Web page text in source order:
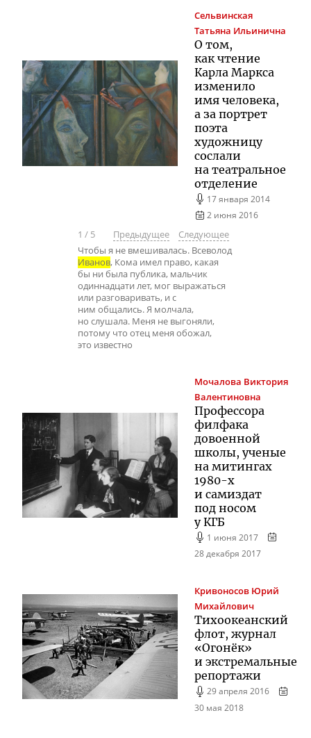
Сельвинская
Татьяна Ильинична
О том,
как чтение
Карла Маркса
изменило
имя человека,
а за портрет
поэта
художницу
сослали
на театральное
отделение
17 января 2014
2 июня 2016
1 / 5 Предыдущее
Следующее
Чтобы я не вмешивалась. Всеволод
Иванов, Кома имел право, какая
бы ни была публика, мальчик
одиннадцати лет, мог выражаться
или разговаривать, и с
ним общались. Я молчала,
но слушала. Меня не выгоняли,
потому что отец меня обожал,
это известно
Мочалова Виктория
Валентиновна
Профессора
филфака
довоенной
школы, ученые
на митингах
1980-х
и самиздат
под носом
у КГБ
1 июня 2017
28 декабря 2017
Кривоносов Юрий
Михайлович
Тихоокеанский
флот, журнал
«Огонёк»
и экстремальные
репортажи
29 апреля 2016
30 мая 2018